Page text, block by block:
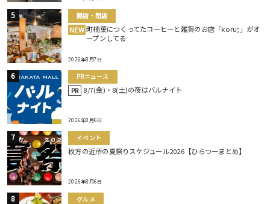
開店・閉店
NEW 町楠葉につくってたコーヒーと雑貨のお店「koru;」がオ
ープンしてる
2026年8月7日
PRニュース
PR 8/7(金)・8(土)の夜はバルナイト
2026年8月6日
イベント
枚方の近所の夏祭りスケジュール2026【ひらつーまとめ】
2026年8月6日
グルメ